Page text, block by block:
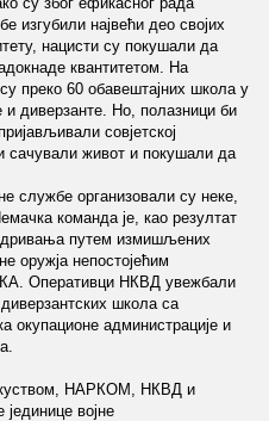
изгубили највећи део својих
нацисти су покушали да
квантитетом. На
преко 60 обавештајних школа у
и диверзанте. Но, полазници би
совјетској
сачували живот и покушали да
службе организовали су неке,
команда је, као резултат
путем измишљених
оружја непостојећим
Оперативци НКВД увежбали
школа са
окупационе администрације и
НАРКОМ, НКВД и
војне